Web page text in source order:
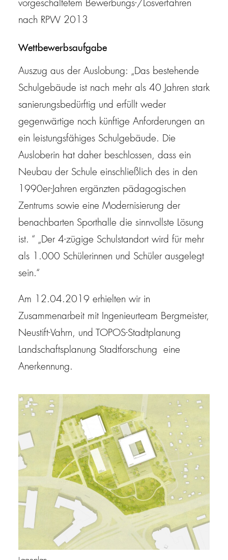
vorgeschaltetem Bewerbungs-/Losverfahren
nach RPW 2013
Wettbewerbsaufgabe
Auszug aus der Auslobung: „Das bestehende
Schulgebäude ist nach mehr als 40 Jahren stark
sanierungsbedürftig und erfüllt weder
gegenwärtige noch künftige Anforderungen an
ein leistungsfähiges Schulgebäude. Die
Ausloberin hat daher beschlossen, dass ein
Neubau der Schule einschließlich des in den
1990er-Jahren ergänzten pädagogischen
Zentrums sowie eine Modernisierung der
benachbarten Sporthalle die sinnvollste Lösung
ist. “ „Der 4-zügige Schulstandort wird für mehr
als 1.000 Schülerinnen und Schüler ausgelegt
sein.“
Am 12.04.2019 erhielten wir in
Zusammenarbeit mit Ingenieurteam Bergmeister,
Neustift-Vahrn, und TOPOS-Stadtplanung
Landschaftsplanung Stadtforschung eine
Anerkennung.